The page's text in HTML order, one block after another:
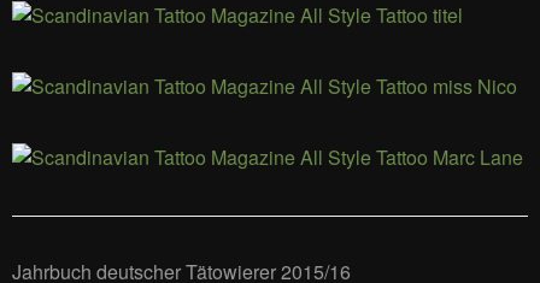
Jahrbuch deutscher Tätowierer 2015/16